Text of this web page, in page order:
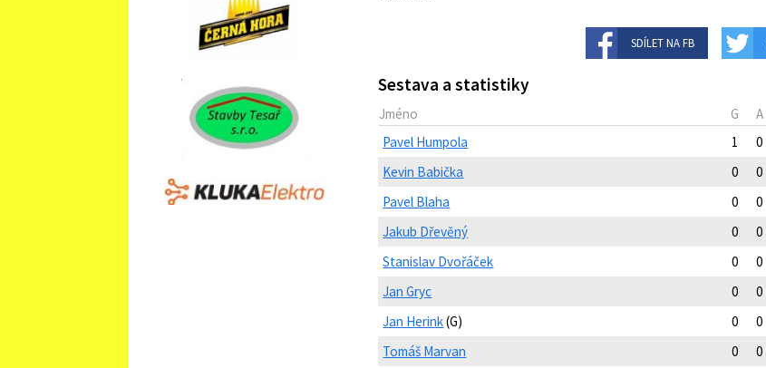
SDÍLET NA FB
Sestava a statistiky
Jméno G A
Pavel Humpola
1 0
Kevin Babička
0 0
Pavel Blaha
0 0
Jakub Dřevěný
0 0
Stanislav Dvořáček
0 0
Jan Gryc
0 0
Jan Herink(G) 0 0
Tomáš Marvan
0 0